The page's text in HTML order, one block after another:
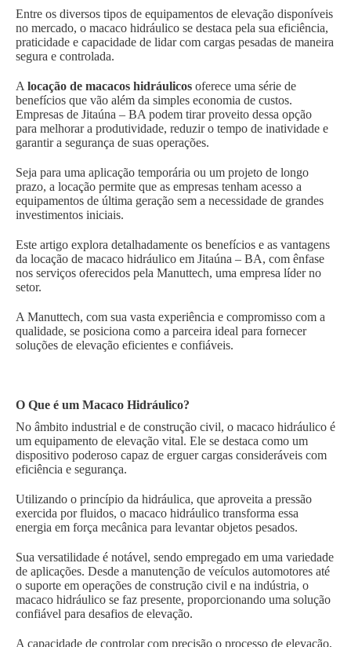
Entre os diversos tipos de equipamentos de elevação disponíveis
no mercado, o macaco hidráulico se destaca pela sua eficiência,
praticidade e capacidade de lidar com cargas pesadas de maneira
segura e controlada.
A locação de macacos hidráulicos oferece uma série de
benefícios que vão além da simples economia de custos.
Empresas de Jitaúna – BA podem tirar proveito dessa opção
para melhorar a produtividade, reduzir o tempo de inatividade e
garantir a segurança de suas operações.
Seja para uma aplicação temporária ou um projeto de longo
prazo, a locação permite que as empresas tenham acesso a
equipamentos de última geração sem a necessidade de grandes
investimentos iniciais.
Este artigo explora detalhadamente os benefícios e as vantagens
da locação de macaco hidráulico em Jitaúna – BA, com ênfase
nos serviços oferecidos pela Manuttech, uma empresa líder no
setor.
A Manuttech, com sua vasta experiência e compromisso com a
qualidade, se posiciona como a parceira ideal para fornecer
soluções de elevação eficientes e confiáveis.
O Que é um Macaco Hidráulico?
No âmbito industrial e de construção civil, o macaco hidráulico é
um equipamento de elevação vital. Ele se destaca como um
dispositivo poderoso capaz de erguer cargas consideráveis com
eficiência e segurança.
Utilizando o princípio da hidráulica, que aproveita a pressão
exercida por fluidos, o macaco hidráulico transforma essa
energia em força mecânica para levantar objetos pesados.
Sua versatilidade é notável, sendo empregado em uma variedade
de aplicações. Desde a manutenção de veículos automotores até
o suporte em operações de construção civil e na indústria, o
macaco hidráulico se faz presente, proporcionando uma solução
confiável para desafios de elevação.
A capacidade de controlar com precisão o processo de elevação,